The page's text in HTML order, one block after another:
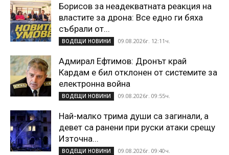
Борисов за неадекватната реакция на
властите за дрона: Все едно ги бяха
събрали от...
ВОДЕЩИ НОВИНИ 09.08.2026г. 12:11ч.
Адмирал Ефтимов: Дронът край
Кардам е бил отклонен от системите за
електронна война
ВОДЕЩИ НОВИНИ 09.08.2026г. 09:55ч.
Най-малко трима души са загинали, а
девет са ранени при руски атаки срещу
Източна...
ВОДЕЩИ НОВИНИ 09.08.2026г. 09:40ч.